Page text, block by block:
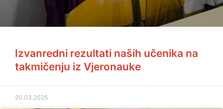
Izvanredni rezultati naših učenika na
takmičenju iz Vjeronauke
20.03.2025.